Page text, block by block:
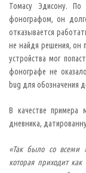
Томасу Эдисону.
фонографом, он
отказывается
не найдя решения, он
устройства мог
фонографе не
bug для обозначения
В качестве примера
дневника,
«Так было со всеми
которая приходит
«
к
и
р
п
и
ч
»
(
В
м
н
!
Н
е